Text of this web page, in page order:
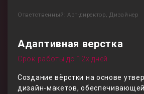
Ответственный: Арт-директор, Дизайнер
Адаптивная верстка
Срок работы до 12х дней
Создание вёрстки на основе
дизайн-макетов,